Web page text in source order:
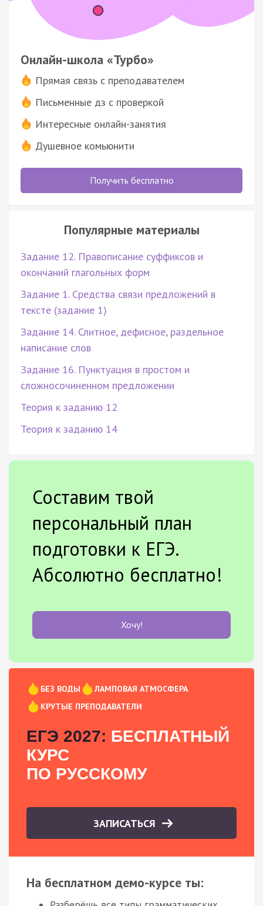
Онлайн-школа «Турбо»
Прямая связь с преподавателем
Письменные дз с проверкой
Интересные онлайн-занятия
Душевное комьюнити
Получить бесплатно
Популярные материалы
Задание 12. Правописание суффиксов и
окончаний глагольных форм
Задание 1. Средства связи предложений в
тексте (задание 1)
Задание 14. Слитное, дефисное, раздельное
написание слов
Задание 16. Пунктуация в простом и
сложносочиненном предложении
Теория к заданию 12
Теория к заданию 14
Составим твой
персональный план
подготовки к ЕГЭ.
Абсолютно бесплатно!
Хочу!
БЕЗ ВОДЫ
ЛАМПОВАЯ АТМОСФЕРА
КРУТЫЕ ПРЕПОДАВАТЕЛИ
ЕГЭ 2027: БЕСПЛАТНЫЙ
КУРС
ПО РУССКОМУ
ЗАПИСАТЬСЯ
На бесплатном демо-курсе ты: